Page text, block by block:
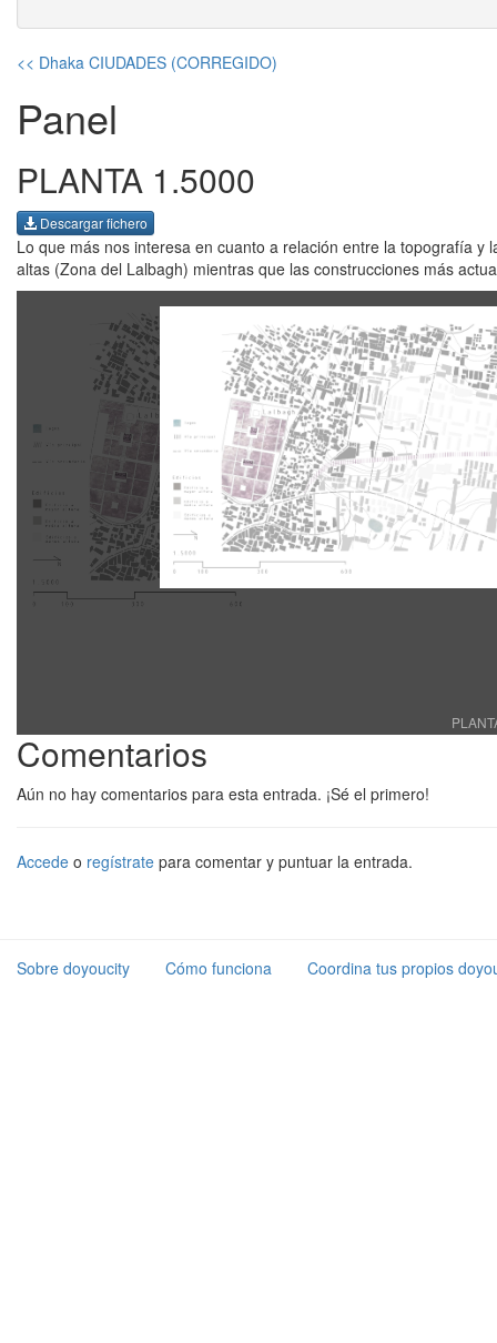
<< Dhaka CIUDADES (CORREGIDO)
Panel
PLANTA 1.5000
Descargar fichero
Lo que más nos interesa en cuanto a relación entre la topografía
altas (Zona del Lalbagh) mientras que las construcciones más
Comentarios
Aún no hay comentarios para esta entrada. ¡Sé el primero!
Accede o regístrate para comentar y puntuar la entrada.
Sobre doyoucity Cómo funciona Coordina tus propios